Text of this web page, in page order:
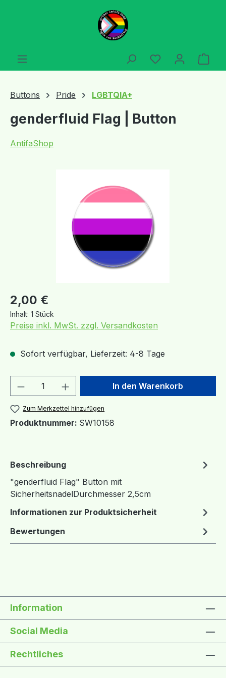
Zum Hauptinhalt springen
Du hast 0
Buttons Pride LGBTQIA+
genderfluid Flag | Button
AntifaShop
Regulärer Preis:
2,00 €
Inhalt: 1 Stück
Preise inkl. MwSt. zzgl. Versandkosten
Sofort verfügbar, Lieferzeit: 4-8 Tage
Produkt Anzahl: Gib denIn den Warenkorb
Zum Merkzettel hinzufügen
Produktnummer: SW10158
Beschreibung
"genderfluid Flag" Button mit
SicherheitsnadelDurchmesser 2,5cm
Informationen zur Produktsicherheit
Bewertungen
Information
Social Media
Rechtliches